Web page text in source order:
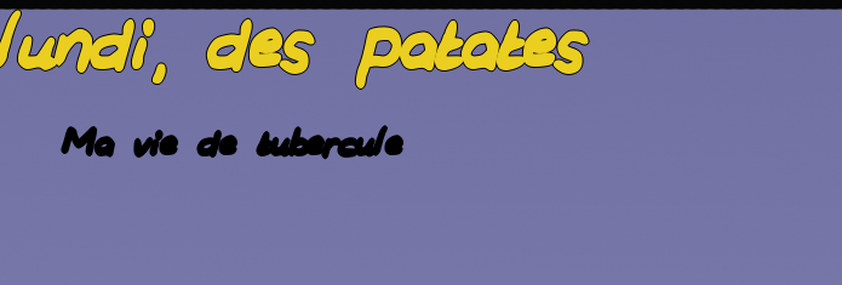
des patates
Ma vie de tubercule